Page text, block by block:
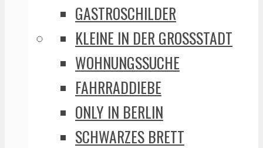
GASTROSCHILDER
KLEINE IN DER GROSSSTADT
WOHNUNGSSUCHE
FAHRRADDIEBE
ONLY IN BERLIN
SCHWARZES BRETT